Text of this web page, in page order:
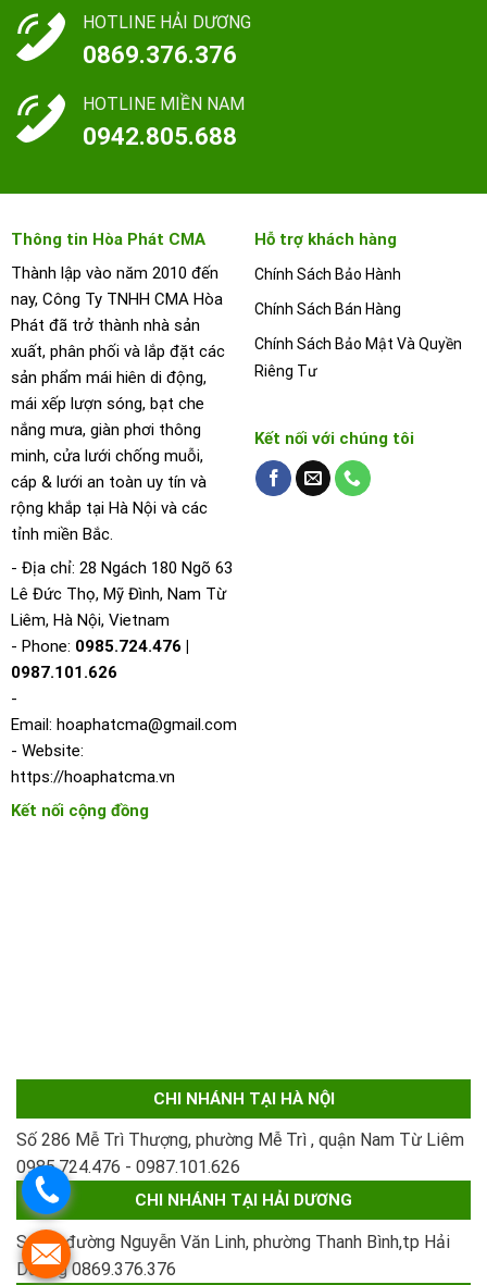
HOTLINE HẢI DƯƠNG
0869.376.376
HOTLINE MIỀN NAM
0942.805.688
Thông tin Hòa Phát CMA
Thành lập vào năm 2010 đến
nay, Công Ty TNHH CMA Hòa
Phát đã trở thành nhà sản
xuất, phân phối và lắp đặt các
sản phẩm mái hiên di động,
mái xếp lượn sóng, bạt che
nắng mưa, giàn phơi thông
minh, cửa lưới chống muỗi,
cáp & lưới an toàn uy tín và
rộng khắp tại Hà Nội và các
tỉnh miền Bắc.
- Địa chỉ: 28 Ngách 180 Ngõ 63
Lê Đức Thọ, Mỹ Đình, Nam Từ
Liêm, Hà Nội, Vietnam
- Phone: 0985.724.476 |
0987.101.626
-
Email: hoaphatcma@gmail.com
- Website:
https://hoaphatcma.vn
Hỗ trợ khách hàng
Chính Sách Bảo Hành
Chính Sách Bán Hàng
Chính Sách Bảo Mật Và Quyền
Riêng Tư
Kết nối với chúng tôi
Kết nối cộng đồng
CHI NHÁNH TẠI HÀ NỘI
Số 286 Mễ Trì Thượng, phường Mễ Trì , quận Nam Từ Liêm
0985.724.476 - 0987.101.626
CHI NHÁNH TẠI HẢI DƯƠNG
Số 91 đường Nguyễn Văn Linh, phường Thanh Bình,tp Hải
Dương0869.376.376
.
.